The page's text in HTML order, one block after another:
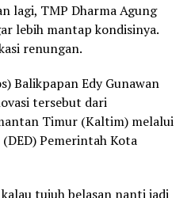
lagi, TMP Dharma Agung
lebih mantap kondisinya.
renungan.
Balikpapan Edy Gunawan
tersebut dari
Timur (Kaltim) melalui
Pemerintah Kota
tujuh belasan nanti jadi